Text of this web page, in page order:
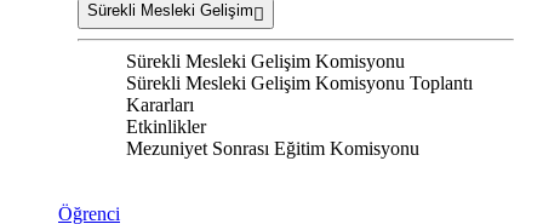
Sürekli Mesleki Gelişim
Sürekli Mesleki Gelişim Komisyonu
Sürekli Mesleki Gelişim Komisyonu Toplantı
Kararları
Etkinlikler
Mezuniyet Sonrası Eğitim Komisyonu
Öğrenci